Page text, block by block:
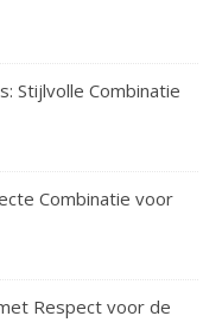
Stijlvolle Combinatie
Combinatie voor
Respect voor de